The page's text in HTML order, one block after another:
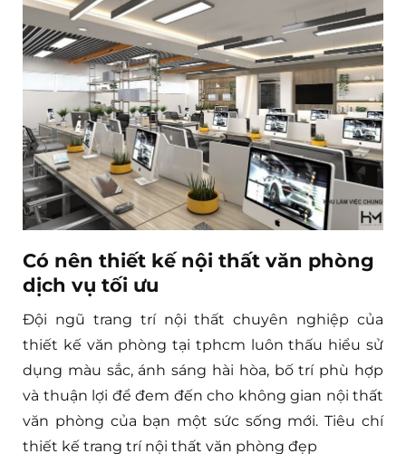
Có nên thiết kế nội thất văn phòng
dịch vụ tối ưu
Đội ngũ trang trí nội thất chuyên nghiệp của
thiết kế văn phòng tại tphcm luôn thấu hiểu sử
dụng màu sắc, ánh sáng hài hòa, bố trí phù hợp
và thuận lợi để đem đến cho không gian nội thất
văn phòng của bạn một sức sống mới. Tiêu chí
thiết kế trang trí nội thất văn phòng đẹp